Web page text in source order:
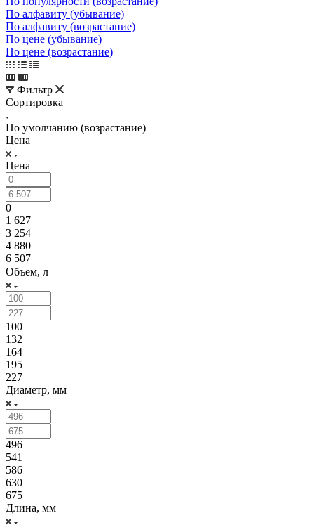
По алфавиту (убывание)
По алфавиту (возрастание)
По цене (убывание)
По цене (возрастание)
Фильтр
Сортировка
По умолчанию (возрастание)
Цена
Цена
0
1 627
3 254
4 880
6 507
Объем, л
100
132
164
195
227
Диаметр, мм
496
541
586
630
675
Длина, мм